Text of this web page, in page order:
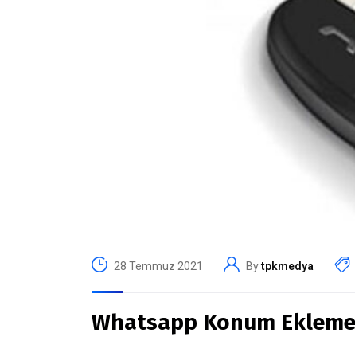
28 Temmuz 2021 Bytpkmedya
Whatsapp Konum Ekleme